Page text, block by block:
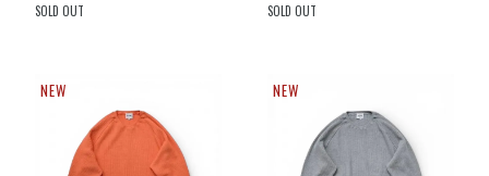
SOLD OUT SOLD OUT
NEW NEW